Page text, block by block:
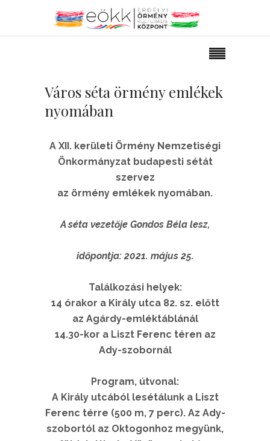
Város séta örmény emlékek
nyomában
A XII. kerületi Örmény Nemzetiségi
Önkormányzat budapesti sétát
szervez
az örmény emlékek nyomában.
A séta vezetője Gondos Béla lesz,
időpontja: 2021. május 25.
Találkozási helyek:
14 órakor a Király utca 82. sz. előtt
az Agárdy-emléktáblánál
14.30-kor a Liszt Ferenc téren az
Ady-szobornál
Program, útvonal:
A Király utcából lesétálunk a Liszt
Ferenc térre (500 m, 7 perc). Az Ady-
szobortól az Oktogonhoz megyünk,